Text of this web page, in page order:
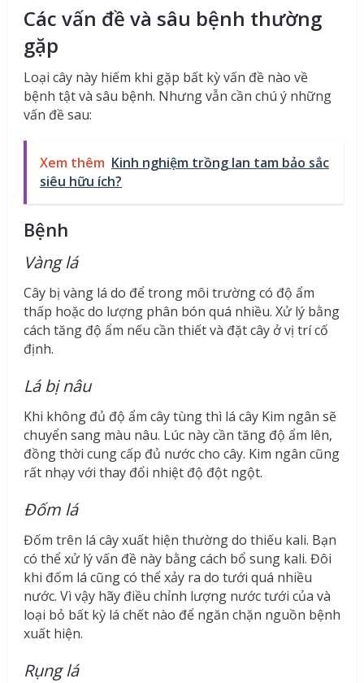
Các vấn đề và sâu bệnh thường
gặp
Loại cây này hiếm khi gặp bất kỳ vấn đề nào về
bệnh tật và sâu bệnh. Nhưng vẫn cần chú ý những
vấn đề sau:
Xem thêm Kinh nghiệm trồng lan tam bảo sắc
siêu hữu ích?
Bệnh
Vàng lá
Cây bị vàng lá do để trong môi trường có độ ẩm
thấp hoặc do lượng phân bón quá nhiều. Xử lý bằng
cách tăng độ ẩm nếu cần thiết và đặt cây ở vị trí cố
định.
Lá bị nâu
Khi không đủ độ ẩm cây tùng thì lá cây Kim ngân sẽ
chuyển sang màu nâu. Lúc này cần tăng độ ẩm lên,
đồng thời cung cấp đủ nước cho cây. Kim ngân cũng
rất nhạy với thay đổi nhiệt độ đột ngột.
Đốm lá
Đốm trên lá cây xuất hiện thường do thiếu kali. Bạn
có thể xử lý vấn đề này bằng cách bổ sung kali. Đôi
khi đốm lá cũng có thể xảy ra do tưới quá nhiều
nước. Vì vậy hãy điều chỉnh lượng nước tưới của và
loại bỏ bất kỳ lá chết nào để ngăn chặn nguồn bệnh
xuất hiện.
Rụng lá